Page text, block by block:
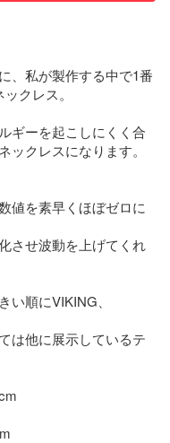
、私が製作する中で1番
クレス。
ギーを起こしにくく合
クレスになります。
値を素早くほぼゼロに
させ波動を上げてくれ
順にVIKING、
は他に展示しているテ